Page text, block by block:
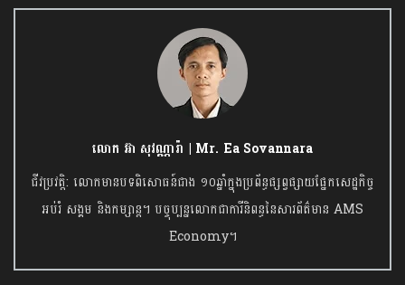
លោក អ៊ា សុវណ្ណារ៉ា | Mr. Ea Sovannara
ជីវប្រវត្តិ: លោកមានបទពិសោធន៍ជាង ១០ឆ្នាំក្នុងប្រព័ន្ធផ្សព្វផ្សាយផ្នែកសេដ្ឋកិច្ច
អប់រំ សង្គម និងកម្សាន្ត។ បច្ចុប្បន្នលោកជាការីនិពន្ធនៃសារព័ត៌មាន AMS
Economy។